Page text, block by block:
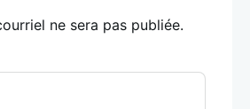
ne sera pas publiée.